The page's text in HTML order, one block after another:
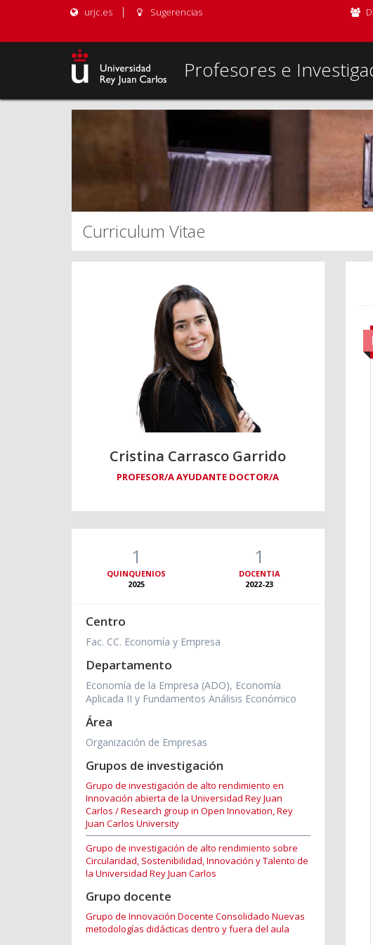
urjc.es Sugerencias
Profesores e
Curriculum Vitae
Cristina Carrasco Garrido
PROFESOR/A AYUDANTE DOCTOR/A
1
QUINQUENIOS
2025
1
DOCENTIA
2022-23
Centro
Fac. CC. Economía y Empresa
Departamento
Economía de la Empresa (ADO), Economía
Aplicada II y Fundamentos Análisis Económico
Área
Organización de Empresas
Grupos de investigación
Grupo de investigación de alto rendimiento en
Innovación abierta de la Universidad Rey Juan
Carlos / Research group in Open Innovation, Rey
Juan Carlos University
Grupo de investigación de alto rendimiento sobre
Circularidad, Sostenibilidad, Innovación y Talento de
la Universidad Rey Juan Carlos
Grupo docente
Grupo de Innovación Docente Consolidado Nuevas
metodologías didácticas dentro y fuera del aula